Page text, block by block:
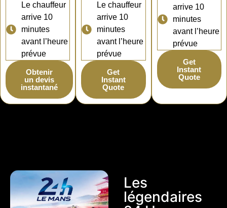
Le chauffeur
arrive 10
minutes
avant l’heure
prévue
Obtenir
un devis
instantané
Le chauffeur
arrive 10
minutes
avant l’heure
prévue
Get
Instant
Quote
arrive 10
minutes
avant l’heure
prévue
Get
Instant
Quote
Les
légendaires